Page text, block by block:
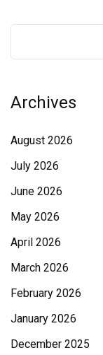
Archives
August 2026
July 2026
June 2026
May 2026
April 2026
March 2026
February 2026
January 2026
December 2025